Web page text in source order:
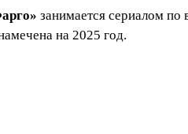
занимается сериалом
на 2025 год.